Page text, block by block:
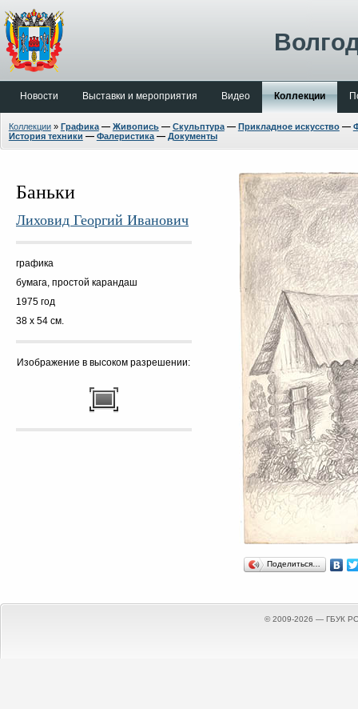
Новости Выставки и мероприятия Видео Коллекции
Коллекции» Графика— Живопись— Скульптура— Прикладное искусство—
История техники — Фалеристика— Документы
Баньки
Лиховид Георгий Иванович
графика
бумага, простой карандаш
1975 год
38 х 54 см.
Изображение в высоком разрешении:
Поделиться…
© 2009-2026 — ГБУК РО